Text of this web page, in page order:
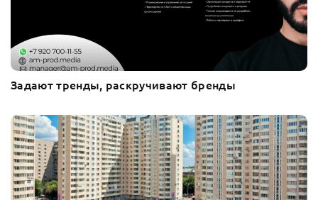
Задают тренды, раскручивают бренды